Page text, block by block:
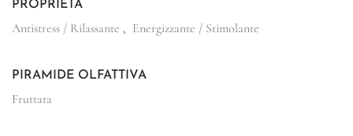
PROPRIETÀ
Antistress / Rilassante , Energizzante / Stimolante
PIRAMIDE OLFATTIVA
Fruttata